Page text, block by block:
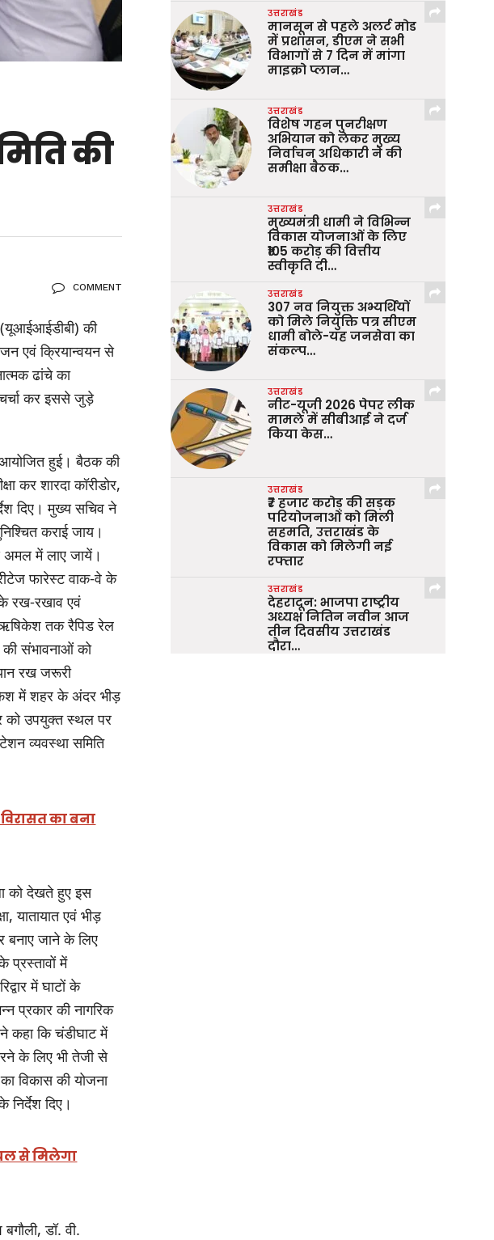
की
COMMENT
(यूआईआईडीबी) की
एवं क्रियान्वयन से
ढांचे का
कर इससे जुड़े
आयोजित हुई। बैठक की
कर शारदा कॉरीडोर,
दिए। मुख्य सचिव ने
कराई जाय।
अमल में लाए जायें।
फारेस्ट वाक-वे के
के रख-रखाव एवं
ऋषिकेश तक रैपिड रेल
की संभावनाओं को
रख जरूरी
में शहर के अंदर भीड़
को उपयुक्त स्थल पर
व्यवस्था समिति
का बना
को देखते हुए इस
यातायात एवं भीड़
जाने के लिए
प्रस्तावों में
में घाटों के
प्रकार की नागरिक
कहा कि चंडीघाट में
के लिए भी तेजी से
विकास की योजना
दिए।
से मिलेगा
डॉ. वी.
उत्तराखंड
मानसून से पहले अलर्ट मोड
में प्रशासन, डीएम ने सभी
विभागों से 7 दिन में मांगा
माइक्रो प्लान…
उत्तराखंड
विशेष गहन पुनरीक्षण
अभियान को लेकर मुख्य
निर्वाचन अधिकारी ने की
समीक्षा बैठक…
उत्तराखंड
मुख्यमंत्री धामी ने विभिन्न
विकास योजनाओं के लिए
₹105 करोड़ की वित्तीय
स्वीकृति दी…
उत्तराखंड
307 नव नियुक्त अभ्यर्थियों
को मिले नियुक्ति पत्र सीएम
धामी बोले-यह जनसेवा का
संकल्प…
उत्तराखंड
नीट-यूजी 2026 पेपर लीक
मामले में सीबीआई ने दर्ज
किया केस…
उत्तराखंड
₹7 हजार करोड़ की सड़क
परियोजनाओं को मिली
सहमति, उत्तराखंड के
विकास को मिलेगी नई
रफ्तार
उत्तराखंड
देहरादून: भाजपा राष्ट्रीय
अध्यक्ष नितिन नवीन आज
तीन दिवसीय उत्तराखंड
दौरा…